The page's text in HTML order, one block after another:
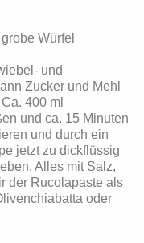
Würfel
und
Zucker und Mehl
400 ml
und ca. 15 Minuten
und durch ein
jetzt zu dickflüssig
Alles mit Salz,
der Rucolapaste als
oder